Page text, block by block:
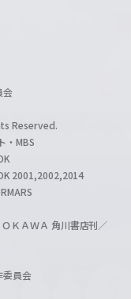
会
Reserved.
・MBS
2001,2002,2014
ＫＡＷＡ 角川書店刊／
員会